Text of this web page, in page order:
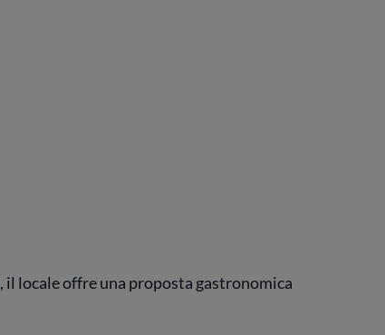
, il locale offre una proposta gastronomica